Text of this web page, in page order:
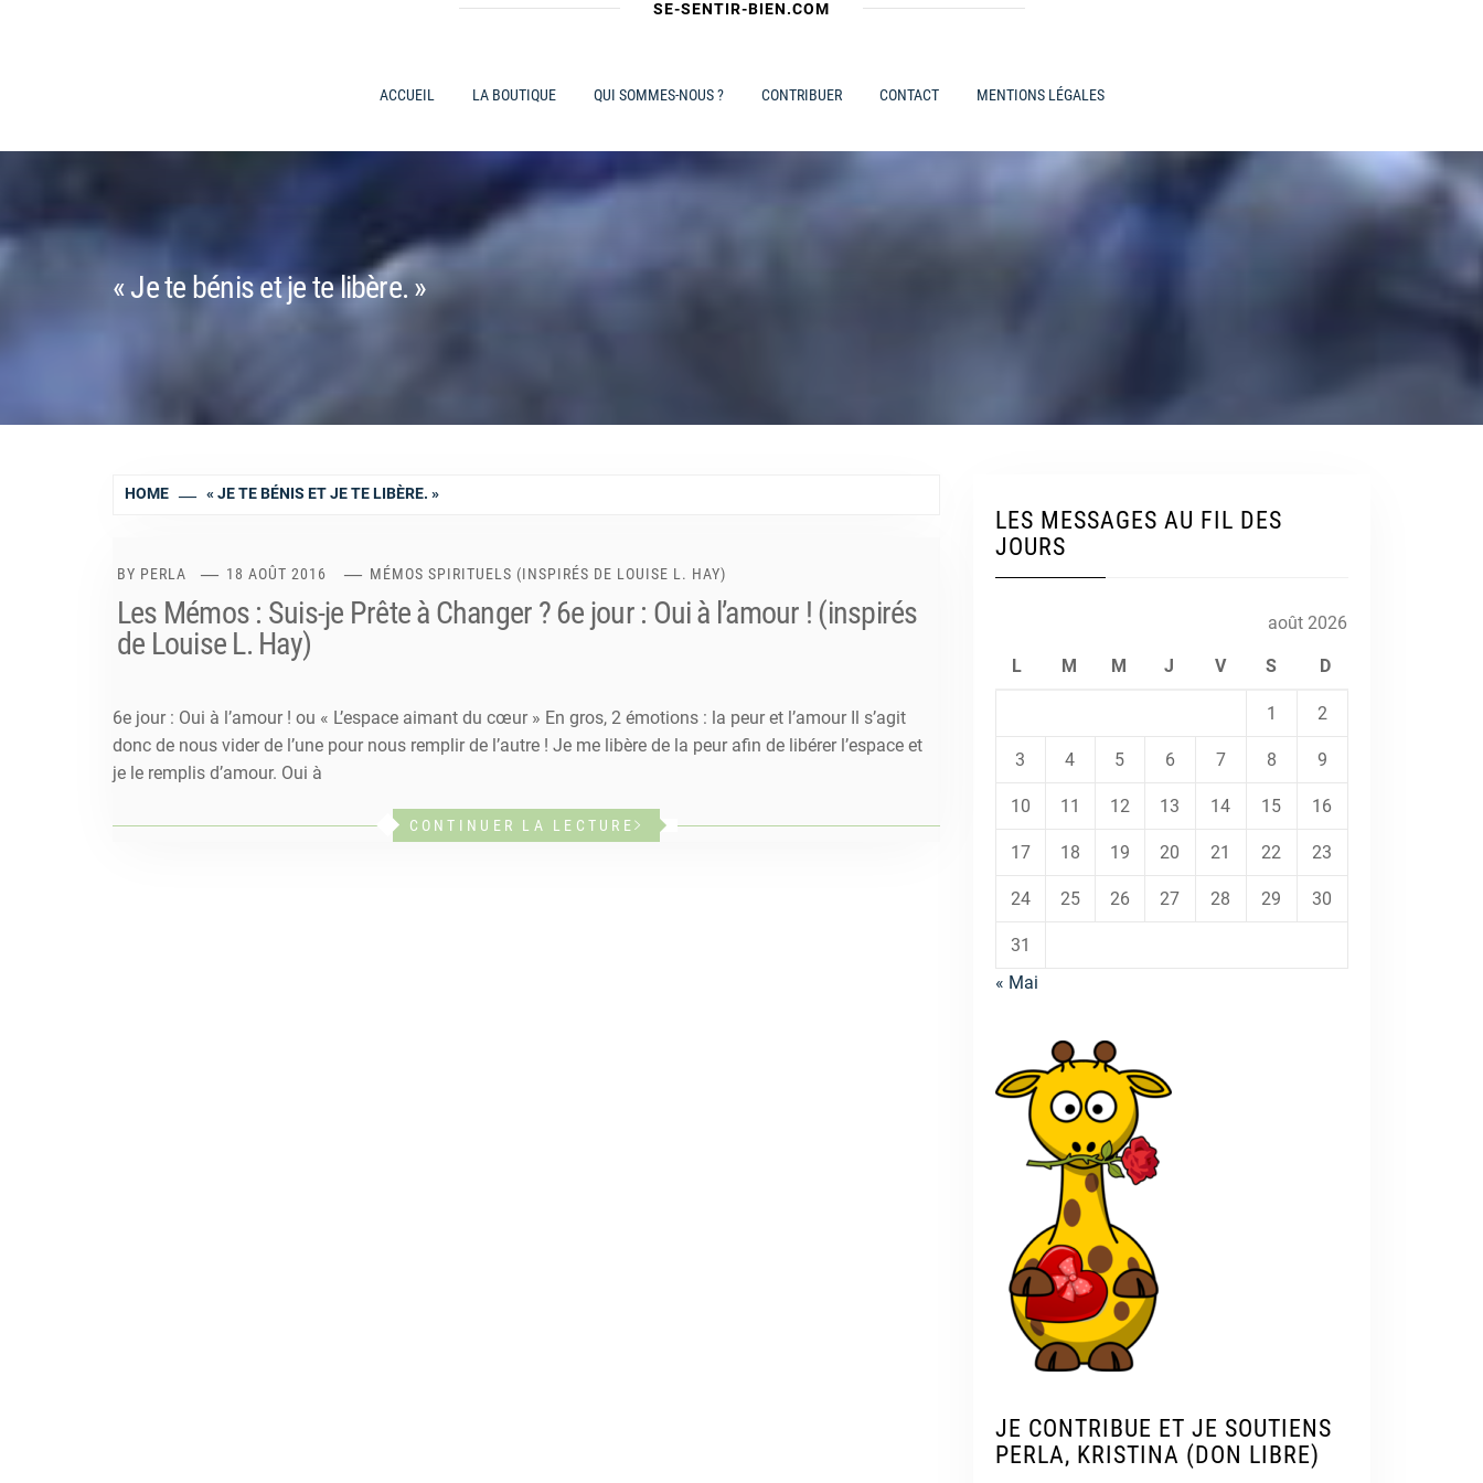
SE-SENTIR-BIEN.COM
ACCUEIL LA BOUTIQUE QUI SOMMES-NOUS ? CONTRIBUER CONTACT MENTIONS LÉGALES
« Je te bénis et je te libère. »
HOME « JE TE BÉNIS ET JE TE LIBÈRE. »
BY PERLA 18 AOÛT 2016 MÉMOS SPIRITUELS (INSPIRÉS DE LOUISE L. HAY)
Les Mémos : Suis-je Prête à Changer ? 6e jour : Oui à l’amour ! (inspirés
de Louise L. Hay)
6e jour : Oui à l’amour ! ou « L’espace aimant du cœur » En gros, 2 émotions : la peur et l’amour Il s’agit
donc de nous vider de l’une pour nous remplir de l’autre ! Je me libère de la peur afin de libérer l’espace et
je le remplis d’amour. Oui à
CONTINUER LA LECTURE
LES MESSAGES AU FIL DES
JOURS
août 2026
L M M J V S D
1 2
3 4 5 6 7 8 9
10 11 12 13 14 15 16
17 18 19 20 21 22 23
24 25 26 27 28 29 30
31
« Mai
JE CONTRIBUE ET JE SOUTIENS
PERLA, KRISTINA (DON LIBRE)